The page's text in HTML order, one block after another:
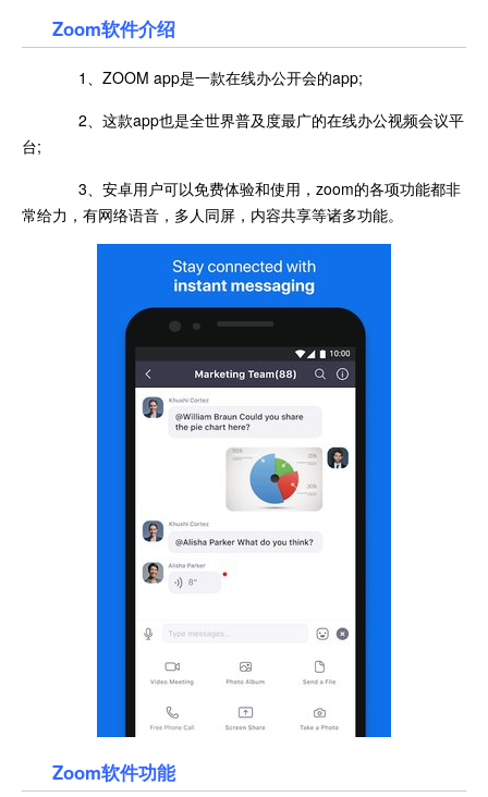
Zoom软件介绍
1、ZOOM app是一款在线办公开会的app;
2、这款app也是全世界普及度最广的在线办公视频会议平
台;
3、安卓用户可以免费体验和使用，zoom的各项功能都非
常给力，有网络语音，多人同屏，内容共享等诸多功能。
Zoom软件功能